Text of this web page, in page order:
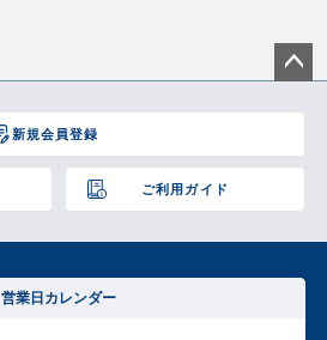
新規会員登録
ご利用ガイド
ジト
へ
営業日カレンダー